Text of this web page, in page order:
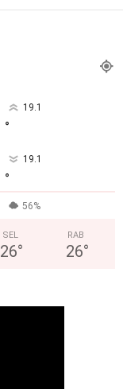
19.1
°
19.1
°
56%
SEL
26°
RAB
26°